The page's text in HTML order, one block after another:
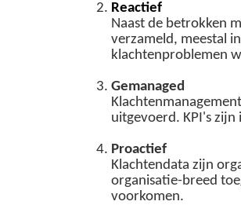
Reactief
Naast de betrokken
verzameld, meestal
klachtenproblemen
Gemanaged
uitgevoerd. KPI's
Proactief
Klachtendata zijn
organisatie-breed
voorkomen.